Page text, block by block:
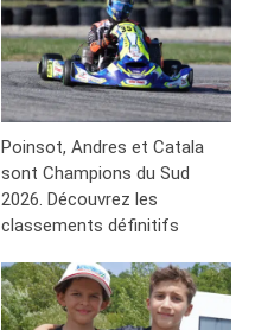
Poinsot, Andres et Catala
sont Champions du Sud
2026. Découvrez les
classements définitifs